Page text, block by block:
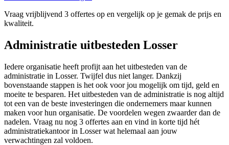
Vraag vrijblijvend 3 offertes op en vergelijk op je gemak de prijs en
kwaliteit.
Administratie uitbesteden Losser
Iedere organisatie heeft profijt aan het uitbesteden van de
administratie in Losser. Twijfel dus niet langer. Dankzij
bovenstaande stappen is het ook voor jou mogelijk om tijd, geld en
moeite te besparen. Het uitbesteden van de administratie is nog altijd
tot een van de beste investeringen die ondernemers maar kunnen
maken voor hun organisatie. De voordelen wegen zwaarder dan de
nadelen. Vraag nu nog 3 offertes aan en vind in korte tijd hét
administratiekantoor in Losser wat helemaal aan jouw
verwachtingen zal voldoen.